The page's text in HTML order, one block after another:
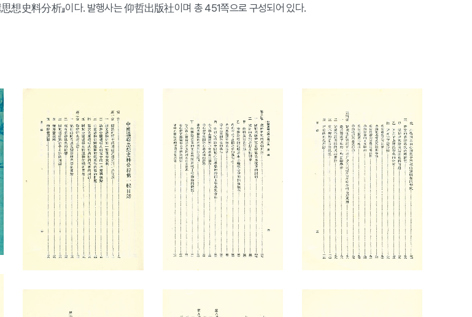
想史料分析』이다. 발행사는 仰哲出版社이며 총 451쪽으로 구성되어 있다.